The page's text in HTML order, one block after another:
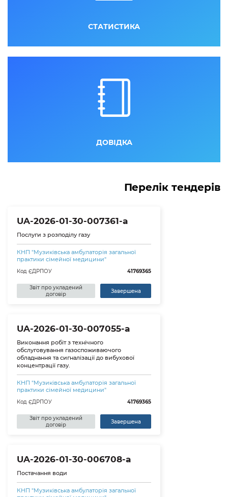
СТАТИСТИКА
ДОВІДКА
Перелік тендерів
UA-2026-01-30-007361-a
Послуги з розподілу газу
КНП "Музиківська амбулаторія загальної
практики сімейної медицини"
Код ЄДРПОУ 41769365
Звіт про укладений
договір
Завершена
UA-2026-01-30-007055-a
Виконання робіт з технічного
обслуговування газоспоживаючого
обладнання та сигналізації до вибухової
концентрації газу.
КНП "Музиківська амбулаторія загальної
практики сімейної медицини"
Код ЄДРПОУ 41769365
Звіт про укладений
договір
Завершена
UA-2026-01-30-006708-a
Постачання води
КНП "Музиківська амбулаторія загальної